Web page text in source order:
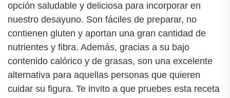
opción saludable y deliciosa para incorporar en
nuestro desayuno. Son fáciles de preparar, no
contienen gluten y aportan una gran cantidad de
nutrientes y fibra. Además, gracias a su bajo
contenido calórico y de grasas, son una excelente
alternativa para aquellas personas que quieren
cuidar su figura. Te invito a que pruebes esta receta